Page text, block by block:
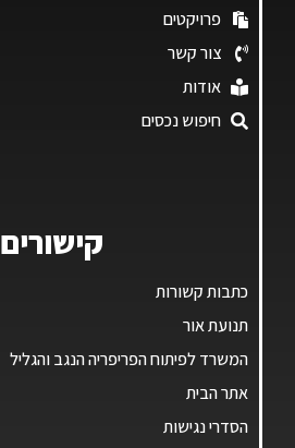
פרויקטים
צור קשר
אודות
חיפוש נכסים
קישורים
כתבות קשורות
תנועת אור
המשרד לפיתוח הפריפריה הנגב והגליל
אתר הבית
הסדרי נגישות